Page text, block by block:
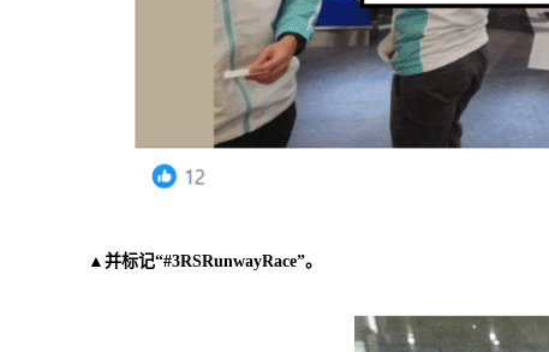
▲并标记“#3RSRunwayRace”。